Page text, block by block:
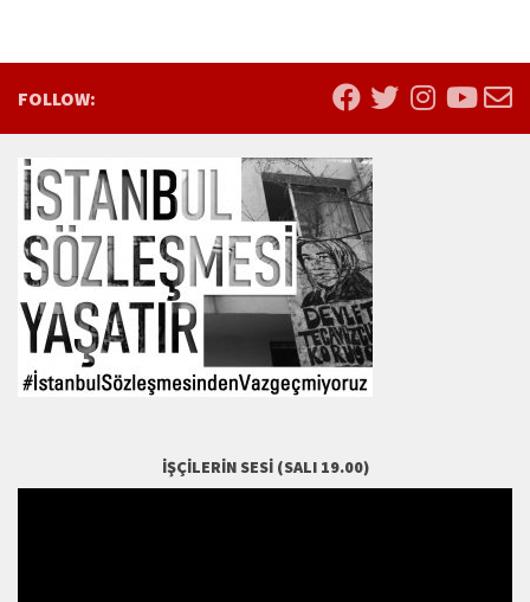
FOLLOW:
İŞÇILERIN SESI (SALI 19.00)